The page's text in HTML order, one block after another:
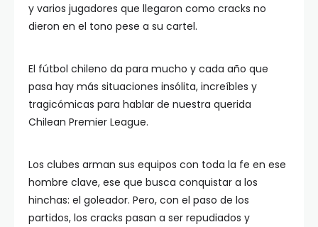
y varios jugadores que llegaron como cracks no
dieron en el tono pese a su cartel.
El fútbol chileno da para mucho y cada año que
pasa hay más situaciones insólita, increíbles y
tragicómicas para hablar de nuestra querida
Chilean Premier League.
Los clubes arman sus equipos con toda la fe en ese
hombre clave, ese que busca conquistar a los
hinchas: el goleador. Pero, con el paso de los
partidos, los cracks pasan a ser repudiados y